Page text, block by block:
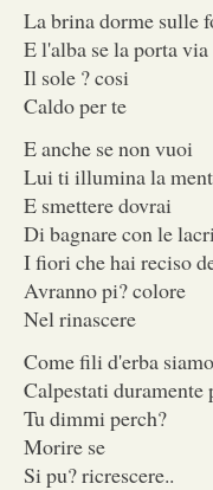
La brina dorme sulle
E l'alba se la porta via
Il sole ? cosi
Caldo per te
E anche se non vuoi
Lui ti illumina la
E smettere dovrai
Di bagnare con le
I fiori che hai reciso
Avranno pi? colore
Nel rinascere
Come fili d'erba
Calpestati duramente
Tu dimmi perch?
Morire se
Si pu? ricrescere..